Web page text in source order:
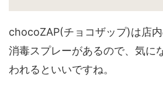
chocoZAP(チョコザップ)は店
消毒スプレーがあるので、気に
われるといいですね。